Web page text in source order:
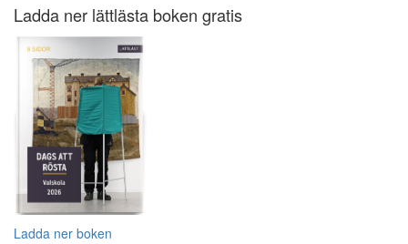
Ladda ner lättlästa boken gratis
Ladda ner boken